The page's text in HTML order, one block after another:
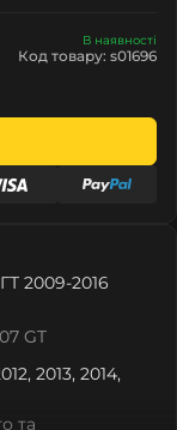
В наявності
Код товару: s01696
2009-2016
GT
2013, 2014,
та